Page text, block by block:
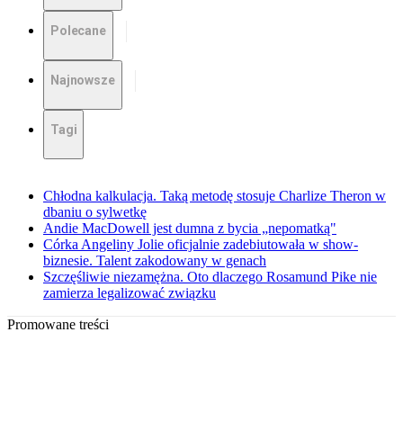
Polecane
Najnowsze
Tagi
Chłodna kalkulacja. Taką metodę stosuje Charlize Theron w
dbaniu o sylwetkę
Andie MacDowell jest dumna z bycia „nepomatką"
Córka Angeliny Jolie oficjalnie zadebiutowała w show-
biznesie. Talent zakodowany w genach
Szczęśliwie niezamężna. Oto dlaczego Rosamund Pike nie
zamierza legalizować związku
Promowane treści